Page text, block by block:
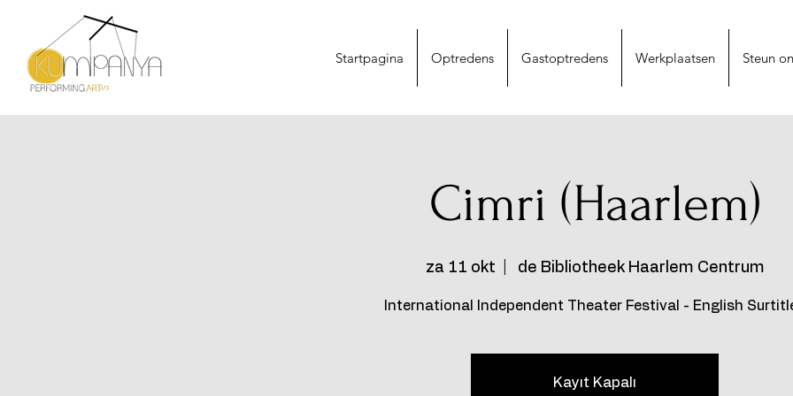
Startpagina Optredens Gastoptredens Werkplaatsen Steun
Cimri (Haarlem)
za 11 okt de Bibliotheek Haarlem Centrum
International Independent Theater Festival - English
Kayıt Kapalı